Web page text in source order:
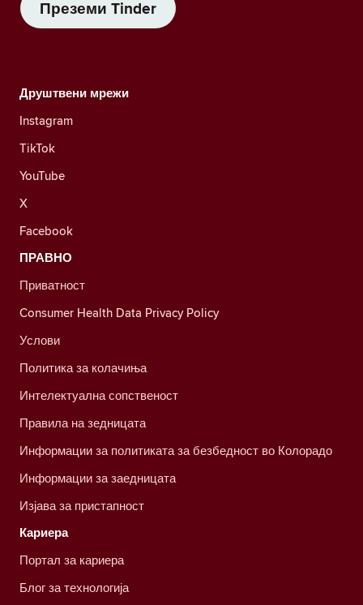
Преземи Tinder
Друштвени мрежи
Instagram
TikTok
YouTube
X
Facebook
ПРАВНО
Приватност
Consumer Health Data Privacy Policy
Услови
Политика за колачиња
Интелектуална сопственост
Правила на зедницата
Информации за политиката за безбедност во Колорадо
Информации за заедницата
Изјава за пристапност
Кариера
Портал за кариера
Блог за технологија